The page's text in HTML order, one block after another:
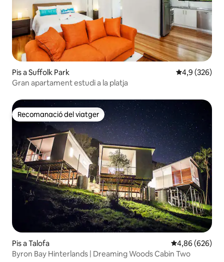
Pis a Suffolk Park 4,9 de
4,9 (326)
Gran apartament estudi a la platja
Recomanació del viatger
Recomanació del viatger
Pis a Talofa 4,86 de
4,86 (626)
Byron Bay Hinterlands | Dreaming Woods Cabin Two